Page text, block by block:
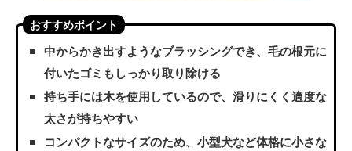
おすすめポイント
中からかき出すようなブラッシングでき、毛の根元に
付いたゴミもしっかり取り除ける
持ち手には木を使用しているので、滑りにくく適度な
太さが持ちやすい
コンパクトなサイズのため、小型犬など体格に小さな